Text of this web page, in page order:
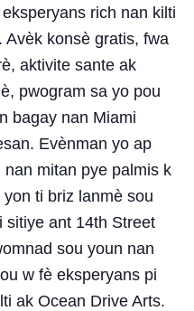
rich nan kilti
Avèk konsè gratis, fwa
aktivite sante ak
pwogram sa yo pou
bagay nan Miami
Evènman yo ap
mitan pye palmis k
ti briz lanmè sou
sitiye ant 14th Street
sou youn nan
w fè eksperyans pi
ak Ocean Drive Arts.